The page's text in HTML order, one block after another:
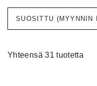
Yhteensä 31 tuotetta